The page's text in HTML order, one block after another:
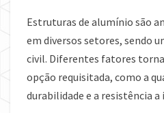
Estruturas de alumínio são
em diversos setores, sendo
civil. Diferentes fatores
opção requisitada, como a
durabilidade e a resistência